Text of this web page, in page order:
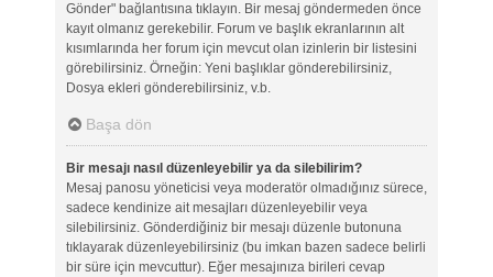
Gönder" bağlantısına tıklayın. Bir mesaj göndermeden önce
kayıt olmanız gerekebilir. Forum ve başlık ekranlarının alt
kısımlarında her forum için mevcut olan izinlerin bir listesini
görebilirsiniz. Örneğin: Yeni başlıklar gönderebilirsiniz,
Dosya ekleri gönderebilirsiniz, v.b.
Başa dön
Bir mesajı nasıl düzenleyebilir ya da silebilirim?
Mesaj panosu yöneticisi veya moderatör olmadığınız sürece,
sadece kendinize ait mesajları düzenleyebilir veya
silebilirsiniz. Gönderdiğiniz bir mesajı düzenle butonuna
tıklayarak düzenleyebilirsiniz (bu imkan bazen sadece belirli
bir süre için mevcuttur). Eğer mesajınıza birileri cevap